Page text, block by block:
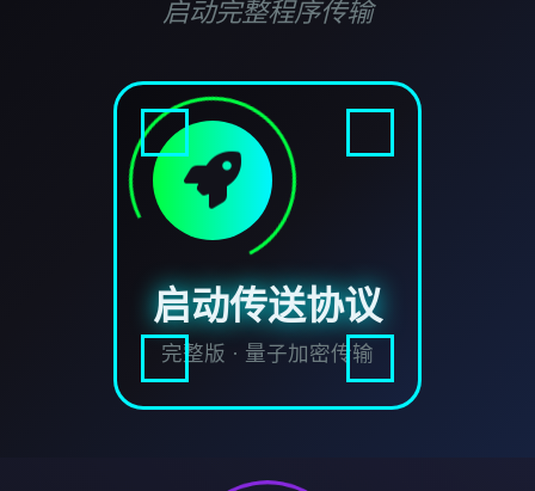
启动完整程序传输
启动传送协议
完整版 · 量子加密传输